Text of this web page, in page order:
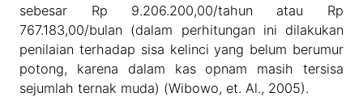
sebesar Rp 9.206.200,00/tahun atau Rp
767.183,00/bulan (dalam perhitungan ini dilakukan
penilaian terhadap sisa kelinci yang belum berumur
potong, karena dalam kas opnam masih tersisa
sejumlah ternak muda) (Wibowo, et. Al., 2005).